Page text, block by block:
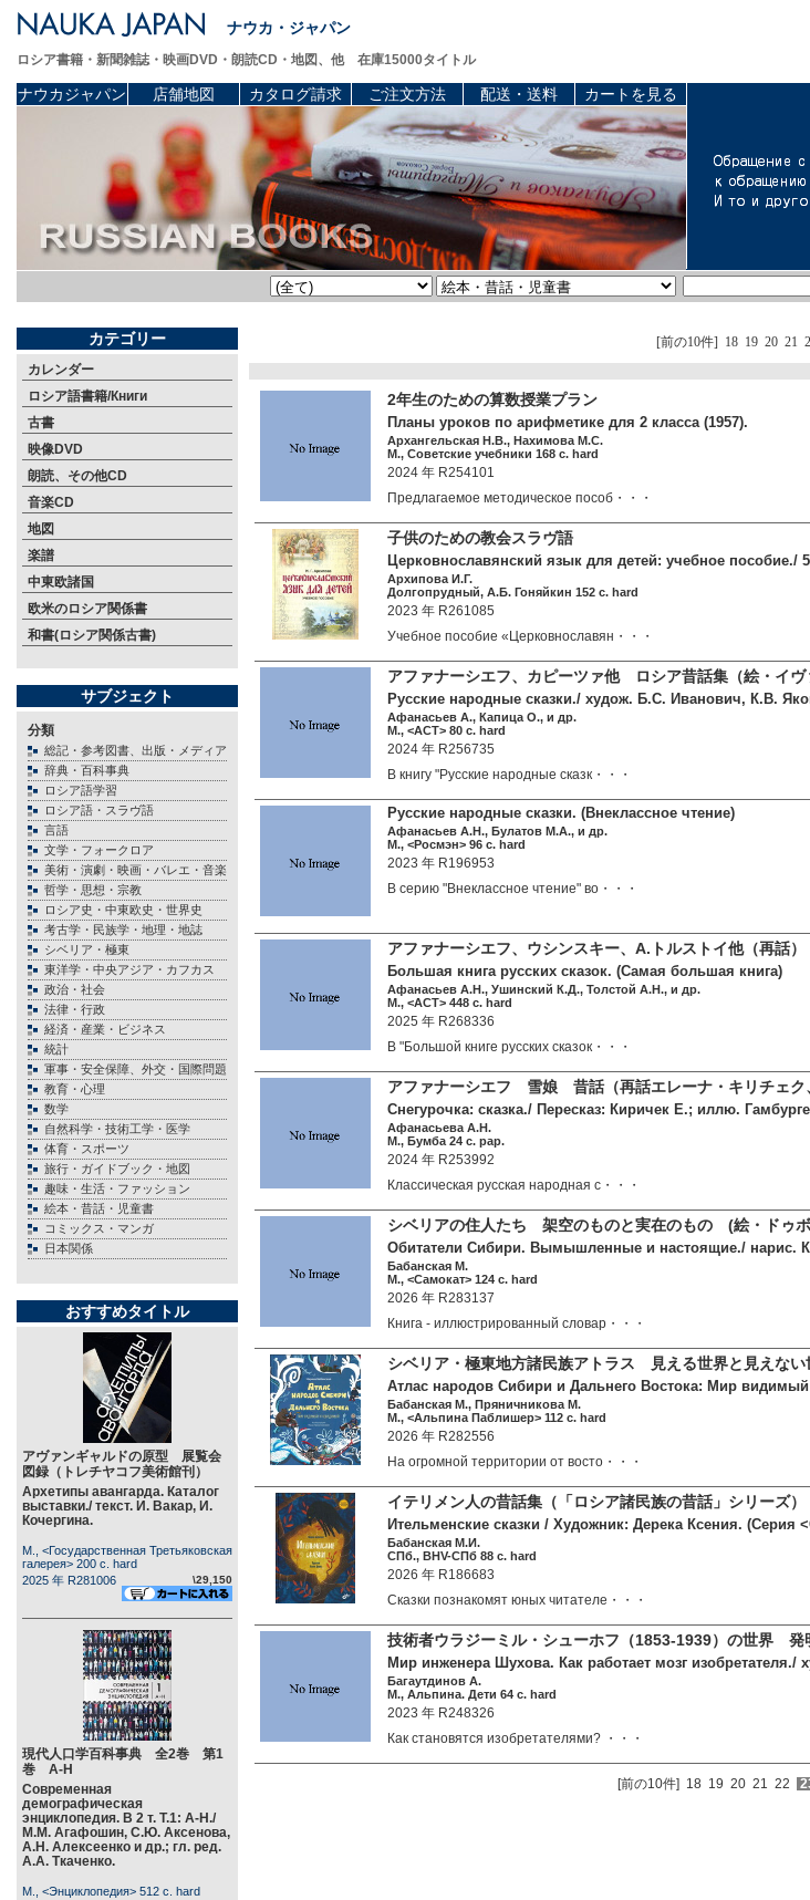
ナウカ・ジャパン
ロシア書籍・新聞雑誌・映画DVD・朗読CD・地図、他 在庫15000タイトル
ナウカジャパン 店舗地図 カタログ請求 ご注文方法 配送・送料 カートを見る
カテゴリー
カレンダー
ロシア語書籍/Книги
古書
映像DVD
朗読、その他CD
音楽CD
地図
楽譜
中東欧諸国
欧米のロシア関係書
和書(ロシア関係古書)
サブジェクト
分類
総記・参考図書、出版・メディア
辞典・百科事典
ロシア語学習
ロシア語・スラヴ語
言語
文学・フォークロア
美術・演劇・映画・バレエ・音楽
哲学・思想・宗教
ロシア史・中東欧史・世界史
考古学・民族学・地理・地誌
シベリア・極東
東洋学・中央アジア・カフカス
政治・社会
法律・行政
経済・産業・ビジネス
統計
軍事・安全保障、外交・国際問題
教育・心理
数学
自然科学・技術工学・医学
体育・スポーツ
旅行・ガイドブック・地図
趣味・生活・ファッション
絵本・昔話・児童書
コミックス・マンガ
日本関係
おすすめタイトル
アヴァンギャルドの原型 展覧会
図録（トレチヤコフ美術館刊）
Архетипы авангарда. Каталог
выставки./ текст. И. Вакар, И.
Кочергина.
М., <Государственная Третьяковская
галерея> 200 c. hard
2025 年 R281006
\29,150
現代人口学百科事典 全2巻 第1
巻 А-Н
Современная
демографическая
энциклопедия. В 2 т. Т.1: А-Н./
М.М. Агафошин, С.Ю. Аксенова,
А.Н. Алексеенко и др.; гл. ред.
А.А. Ткаченко.
М., <Энциклопедия> 512 c. hard
[前の10件] 18 19 20 21
2年生のための算数授業プラン
Планы уроков по арифметике для 2 класса (1957).
Архангельская Н.В., Нахимова М.С.
М., Советские учебники 168 c. hard
2024 年 R254101
Предлагаемое методическое пособ・・・
子供のための教会スラヴ語
Церковнославянский язык для детей: учебное пособие./
Архипова И.Г.
Долгопрудный, А.Б. Гоняйкин 152 c. hard
2023 年 R261085
Учебное пособие «Церковнославян・・・
アファナーシエフ、カピーツァ他 ロシア昔話集（絵・イ
Русские народные сказки./ худож. Б.С. Иванович, К.В.
Афанасьев А., Капица О., и др.
М., <АСТ> 80 c. hard
2024 年 R256735
В книгу "Русские народные сказк・・・
Русские народные сказки. (Внеклассное чтение)
Афанасьев А.Н., Булатов М.А., и др.
М., <Росмэн> 96 c. hard
2023 年 R196953
В серию "Внеклассное чтение" во・・・
アファナーシエフ、ウシンスキー、A.トルストイ他（再
Большая книга русских сказок. (Самая большая книга)
Афанасьев А.Н., Ушинский К.Д., Толстой А.Н., и др.
М., <АСТ> 448 c. hard
2025 年 R268336
В "Большой книге русских сказок・・・
アファナーシエフ 雪娘 昔話（再話エレーナ・キリチェク
Снегурочка: сказка./ Пересказ: Киричек Е.; иллю.
Афанасьева А.Н.
М., Бумба 24 c. pap.
2024 年 R253992
Классическая русская народная с・・・
シベリアの住人たち 架空のものと実在のもの (絵・ドゥ
Обитатели Сибири. Вымышленные и настоящие./ нарис.
Бабанская М.
М., <Самокат> 124 c. hard
2026 年 R283137
Книга - иллюстрированный словар・・・
シベリア・極東地方諸民族アトラス 見える世界と見えな
Атлас народов Сибири и Дальнего Востока: Мир
Бабанская М., Пряничникова М.
М., <Альпина Паблишер> 112 c. hard
2026 年 R282556
На огромной территории от восто・・・
イテリメン人の昔話集（「ロシア諸民族の昔話」シリーズ）
Ительменские сказки / Художник: Дерека Ксения. (Серия
Бабанская М.И.
СПб., BHV-CПб 88 c. hard
2026 年 R186683
Сказки познакомят юных читателе・・・
技術者ウラジーミル・シューホフ（1853-1939）の世界
Мир инженера Шухова. Как работает мозг изобретателя./
Багаутдинов А.
М., Альпина. Дети 64 c. hard
2023 年 R248326
Как становятся изобретателями? ・・・
[前の10件] 18 19 20 21 22